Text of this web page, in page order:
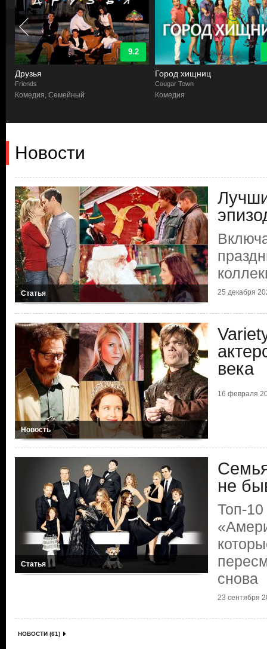
9.2
Друзья
Friends
Комедия, Семейный
Город хищниц
Cougar Town
Комедия
Новости
Статья 25 декабря
Новость
века
16 февраля
Статья
не
Топ-
снова
23 сентября
НОВОСТИ (61)